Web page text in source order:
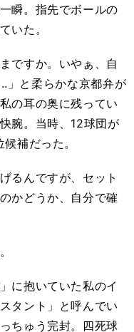
瞬。指先でボールの
いた。
ですか。いやぁ、自
」と柔らかな京都弁が
の耳の奥に残ってい
腕。当時、12球団が
補だった。
るんですが、セット
かどうか、自分で確
抱いていた私のイ
タント」と呼んでい
ちゅう完封。四死球